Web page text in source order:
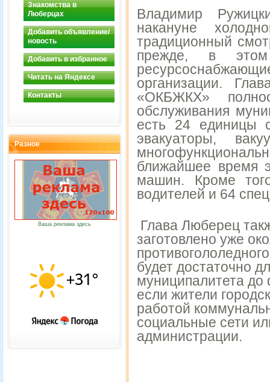
Знакомства в
Люберцах
Добавить объявление/
новость
Добавить в избранное
Читать на Яндексе
Контакты
Разное
Ваша реклама здесь
Владимир
накануне
традиционный
прежде, в этом
организации.
«ОКБЖКХ»
обслуживания
есть 24 единицы
эвакуаторы,
ближайшее время
машин. Кроме
водителей и 64
Глава Люберец
заготовлено уже
будет достаточно
муниципалитета до
если жители
работой
социальные сети
администрации.